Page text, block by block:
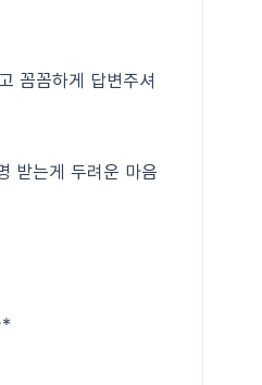
꼼꼼하게 답변주셔
받는게 두려운 마음